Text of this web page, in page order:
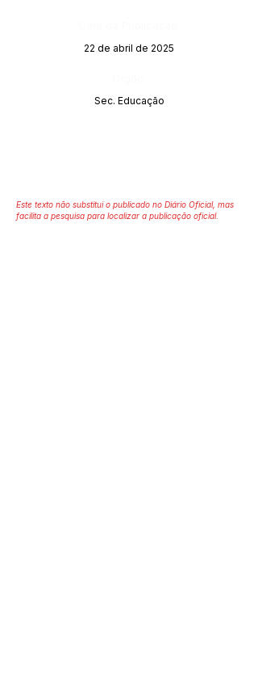
22 de abril de 2025
Sec. Educação
Este texto não substitui o publicado no Diário Oficial, mas
facilita a pesquisa para localizar a publicação oficial.